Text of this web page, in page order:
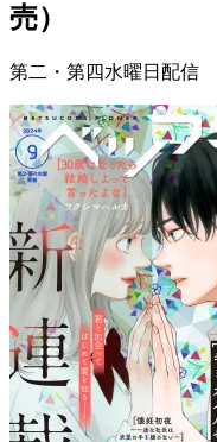
売）
第二・第四水曜日配信